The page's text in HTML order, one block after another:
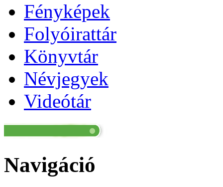
Fényképek
Folyóirattár
Könyvtár
Névjegyek
Videótár
Navigáció